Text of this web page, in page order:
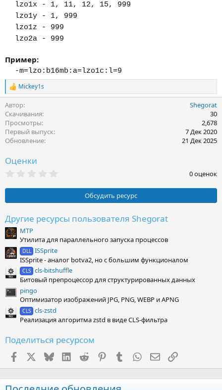
lzo1x - 1, 11, 12, 15, 999
lzo1y - 1, 999
lzo1z - 999
lzo2a - 999
Пример:
-m=lzo:b16mb:a=lzo1c:l=9
Р
е
а
к
ц
и
и
:
Mickey1s
Автор
Shegorat
Скачивания
30
Просмотры
2,678
Первый выпуск
7 Дек 2020
Обновление
21 Дек 2025
Оценки
0
з
ё
з
0 оценок
Обсудить ресурс
Другие ресурсы пользователя Shegorat
MTP
Утилита для параллельного запуска процессов
DLL
ISSprite
ISSprite - аналог botva2, но с большим функционалом
CLS cls-bitshuffle
Битовый препроцессор для структурированных данных
pingo
Оптимизатор изображений JPG, PNG, WEBP и APNG
CLS cls-zstd
Реализация алгоритма zstd в виде CLS-фильтра
Поделиться ресурсом
FacebookX (Twitter)
BlueskyLinkedInReddit PinterestTumblr WhatsApp
Электронная
Ссылка